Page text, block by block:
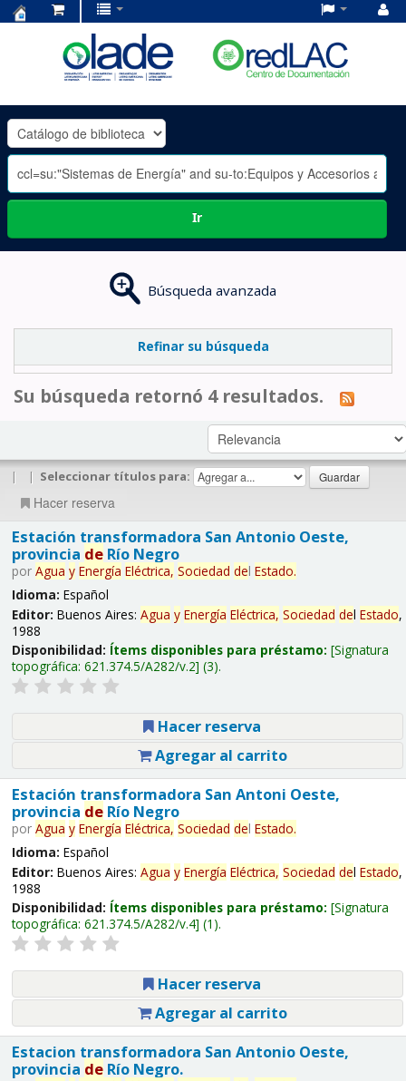
OLADE
-
Ir
Búsqueda avanzada
Refinar su búsqueda
Su búsqueda retornó 4 resultados.
| | Seleccionar títulos para:
Hacer reserva
Estación transformadora San Antonio Oeste,
provincia deRío Negro
por Agua y Energía Eléctrica, Sociedad del Estado.
Idioma: Español
Editor: Buenos Aires: Agua y Energía Eléctrica, Sociedad del Estado,
1988
Disponibilidad: Ítems disponibles para préstamo: Signatura
topográfica: 621.374.5/A282/v.2 (3).
Hacer reserva
Agregar al carrito
Estación transformadora San Antoni Oeste,
provincia deRío Negro
por Agua y Energía Eléctrica, Sociedad del Estado.
Idioma: Español
Editor: Buenos Aires: Agua y Energía Eléctrica, Sociedad del Estado,
1988
Disponibilidad: Ítems disponibles para préstamo: Signatura
topográfica: 621.374.5/A282/v.4 (1).
Hacer reserva
Agregar al carrito
Estacion transformadora San Antonio Oeste,
provincia deRío Negro.